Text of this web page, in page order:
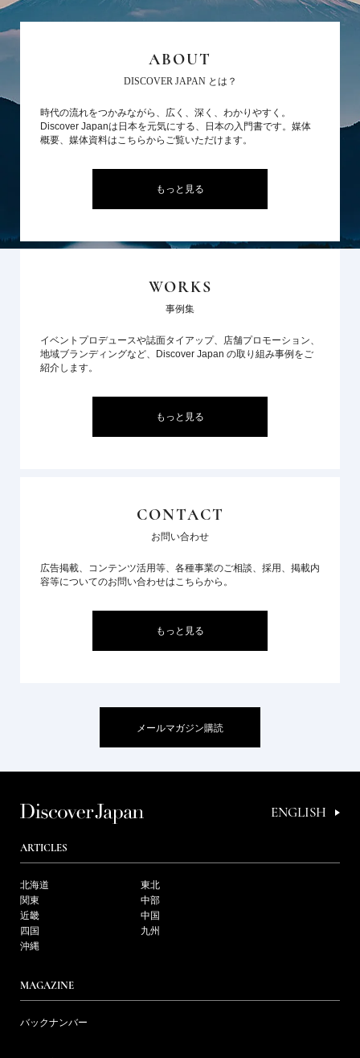
ABOUT
DISCOVER JAPAN とは？
時代の流れをつかみながら、広く、深く、わかりやすく。
Discover Japanは日本を元気にする、日本の入門書です。媒体
概要、媒体資料はこちらからご覧いただけます。
もっと見る
WORKS
事例集
イベントプロデュースや誌面タイアップ、店舗プロモーション、
地域ブランディングなど、Discover Japan の取り組み事例をご
紹介します。
もっと見る
CONTACT
お問い合わせ
広告掲載、コンテンツ活用等、各種事業のご相談、採用、掲載内
容等についてのお問い合わせはこちらから。
もっと見る
メールマガジン購読
ENGLISH
ARTICLES
北海道
東北
関東
中部
近畿
中国
四国
九州
沖縄
MAGAZINE
バックナンバー